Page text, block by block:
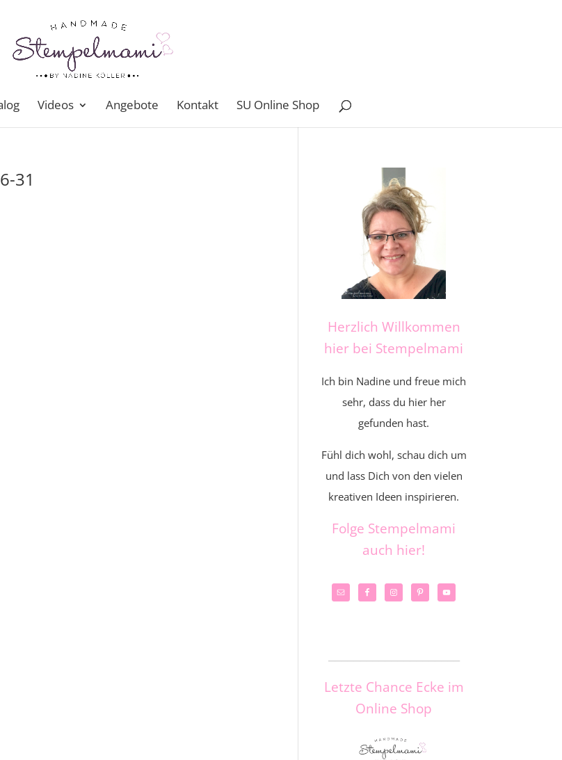
Videos Angebote Kontakt SU Online Shop
31
Herzlich Willkommen
hier bei Stempelmami
Ich bin Nadine und freue mich
sehr, dass du hier her
gefunden hast.
Fühl dich wohl, schau dich um
und lass Dich von den vielen
kreativen Ideen inspirieren.
Folge Stempelmami
auch hier!
Letzte Chance Ecke im
Online Shop